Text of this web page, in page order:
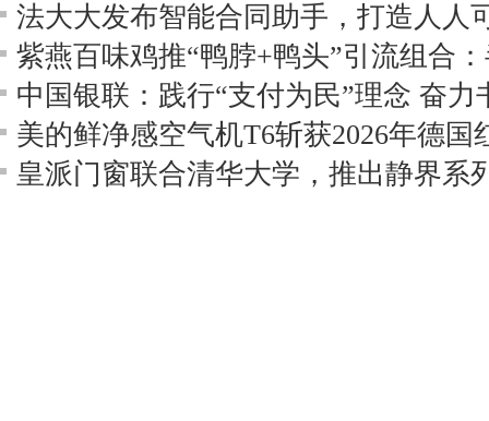
法大大发布智能合同助手，打造人人
中国银联：践行“支付为民”理念 奋力
皇派门窗联合清华大学，推出静界系